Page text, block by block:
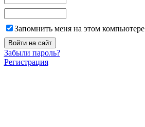
Запомнить меня на этом компьютере
Забыли пароль?
Регистрация